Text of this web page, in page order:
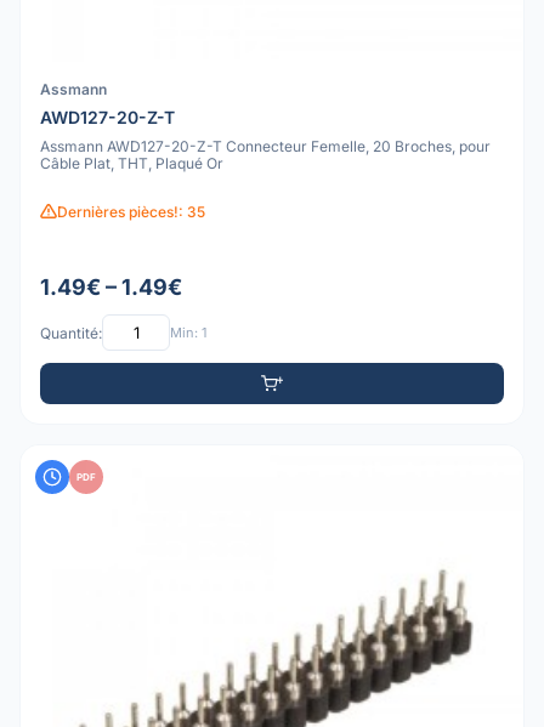
Assmann
AWD127-20-Z-T
Assmann AWD127-20-Z-T Connecteur Femelle, 20 Broches, pour
Câble Plat, THT, Plaqué Or
Dernières pièces!: 35
1.49€ – 1.49€
Quantité: Min: 1
PDF